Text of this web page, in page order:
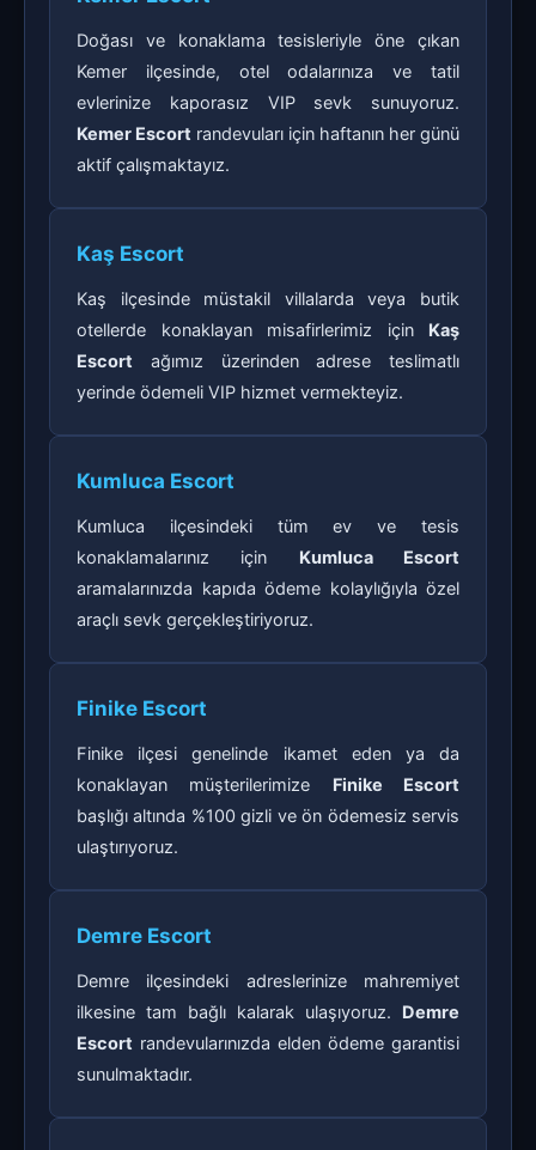
Doğası ve konaklama tesisleriyle öne çıkan
Kemer ilçesinde, otel odalarınıza ve tatil
evlerinize kaporasız VIP sevk sunuyoruz.
Kemer Escort randevuları için haftanın her günü
aktif çalışmaktayız.
Kaş Escort
Kaş ilçesinde müstakil villalarda veya butik
otellerde konaklayan misafirlerimiz için Kaş
Escort ağımız üzerinden adrese teslimatlı
yerinde ödemeli VIP hizmet vermekteyiz.
Kumluca Escort
Kumluca ilçesindeki tüm ev ve tesis
konaklamalarınız için Kumluca Escort
aramalarınızda kapıda ödeme kolaylığıyla özel
araçlı sevk gerçekleştiriyoruz.
Finike Escort
Finike ilçesi genelinde ikamet eden ya da
konaklayan müşterilerimize Finike Escort
başlığı altında %100 gizli ve ön ödemesiz servis
ulaştırıyoruz.
Demre Escort
Demre ilçesindeki adreslerinize mahremiyet
ilkesine tam bağlı kalarak ulaşıyoruz. Demre
Escort randevularınızda elden ödeme garantisi
sunulmaktadır.